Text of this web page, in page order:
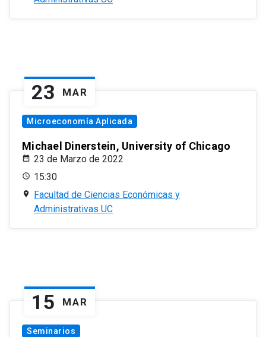
23 MAR
Microeconomía Aplicada
Michael Dinerstein, University of Chicago
23 de Marzo de 2022
15:30
Facultad de Ciencias Económicas y
Administrativas UC
15 MAR
Seminarios